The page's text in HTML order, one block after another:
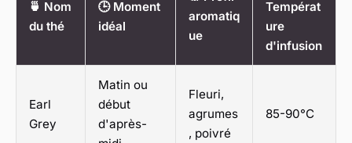
🍵 Nom
du thé
🕒 Moment
idéal
aromatiq
ue
Températ
ure
d'infusion
Earl
Grey
Matin ou
début
d'après-
Fleuri,
agrumes
, poivré
85-90°C